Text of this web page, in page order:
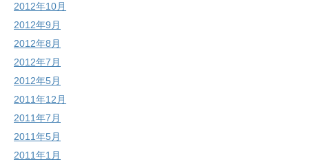
2012年10月
2012年9月
2012年8月
2012年7月
2012年5月
2011年12月
2011年7月
2011年5月
2011年1月